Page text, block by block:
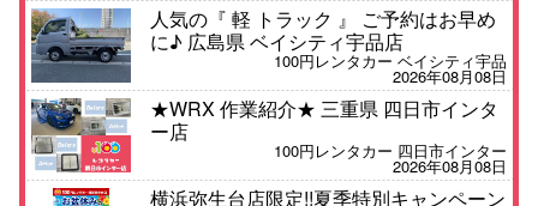
人気の『 軽 トラック 』 ご予約はお早め
に♪ 広島県 ベイシティ宇品店
100円レンタカー ベイシティ宇品
2026年08月08日
★WRX 作業紹介★ 三重県 四日市インタ
ー店
100円レンタカー 四日市インター
2026年08月08日
横浜弥生台店限定!!夏季特別キャンペーン